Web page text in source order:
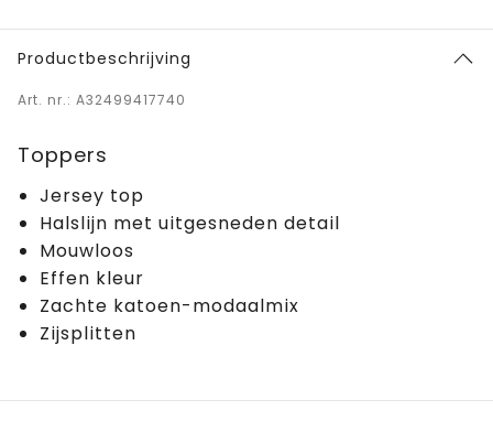
Productbeschrijving
Art. nr.: A32499417740
Toppers
Jersey top
Halslijn met uitgesneden detail
Mouwloos
Effen kleur
Zachte katoen-modaalmix
Zijsplitten